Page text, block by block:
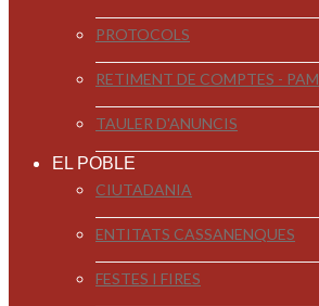
PROTOCOLS
RETIMENT DE COMPTES - PAM
TAULER D'ANUNCIS
EL POBLE
CIUTADANIA
ENTITATS CASSANENQUES
FESTES I FIRES